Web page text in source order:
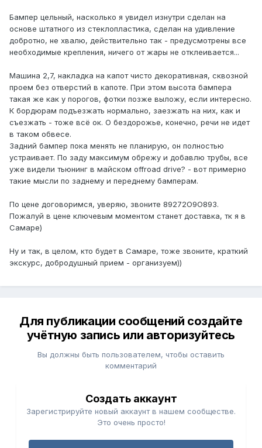
Бампер цельный, насколько я увидел изнутри сделан на
основе штатного из стеклопластика, сделан на удивление
добротно, не хвалю, действительно так - предусмотрены все
необходимые крепления, ничего от жары не отклеивается...
Машина 2,7, накладка на капот чисто декоративная, сквозной
проем без отверстий в капоте. При этом высота бампера
такая же как у порогов, фотки позже выложу, если интересно.
К бордюрам подъезжать нормально, заезжать на них, как и
съезжать - тоже всё ок. О бездорожье, конечно, речи не идет
в таком обвесе.
Задний бампер пока менять не планирую, он полностью
устраивает. По заду максимум обрежу и добавлю трубы, все
уже видели тьюнинг в майском offroad drive? - вот примерно
такие мысли по заднему и переднему бамперам.
По цене договоримся, уверяю, звоните 89272O9O893.
Пожалуй в цене ключевым моментом станет доставка, тк я в
Самаре)
Ну и так, в целом, кто будет в Самаре, тоже звоните, краткий
экскурс, добродушный прием - организуем))
Для публикации сообщений создайте
учётную запись или авторизуйтесь
Вы должны быть пользователем, чтобы оставить
комментарий
Создать аккаунт
Зарегистрируйте новый аккаунт в нашем сообществе.
Это очень просто!